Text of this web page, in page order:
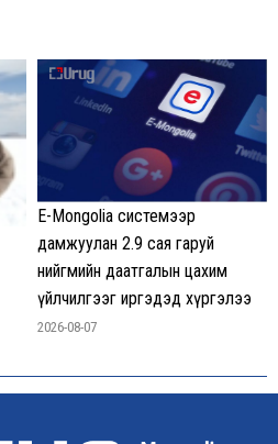
E-Mongolia системээр
дамжуулан 2.9 сая гаруй
нийгмийн даатгалын цахим
үйлчилгээг иргэдэд хүргэлээ
2026-08-07